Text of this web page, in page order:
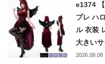
e1374
プレ ハ
ル 衣装
大きい
ツノ 大
2026.08.08